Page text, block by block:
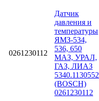
0261230112
Датчик
давления и
температуры
ЯМЗ-534,
536, 650
МАЗ, УРАЛ,
ГАЗ, ЛИАЗ
5340.1130552
(BOSCH)
0261230112